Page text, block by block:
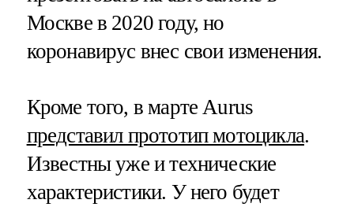
Москве в 2020 году, но
коронавирус внес свои изменения.
Кроме того, в марте Aurus
представил прототип мотоцикла.
Известны уже и технические
характеристики. У него будет